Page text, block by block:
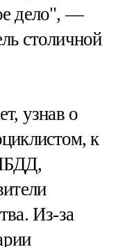
дело", —
столичной
узнав о
к
Из-за